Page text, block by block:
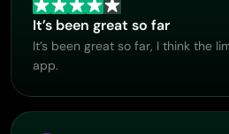
Generador de tatuajes con IA
Generador de avatares con IA
Generador de poses con IA
It’s been great so far
It’s been great so far, I think the
app.